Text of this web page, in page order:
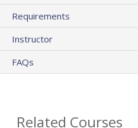
Requirements
Instructor
FAQs
Related Courses